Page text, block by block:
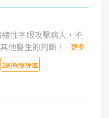
性字眼攻擊病人，不
他醫生的判斷！
更多
2則就醫評鑑